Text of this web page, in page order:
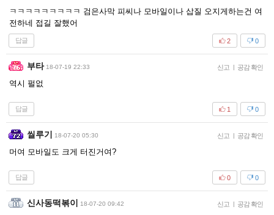
ㅋㅋㅋㅋㅋㅋㅋㅋㅋ 검은사막 피씨나 모바일이나 삽질 오지게하는건 여
전하네 접길 잘했어
답글 0
2
부타 18-07-19 22:33 신고 | 공감 확인
역시 펄없
답글 0
1
씰루기 18-07-20 05:30 신고 | 공감 확인
머여 모바일도 크게 터진거여?
답글 0
0
신사동떡볶이 18-07-20 09:42 신고 | 공감 확인